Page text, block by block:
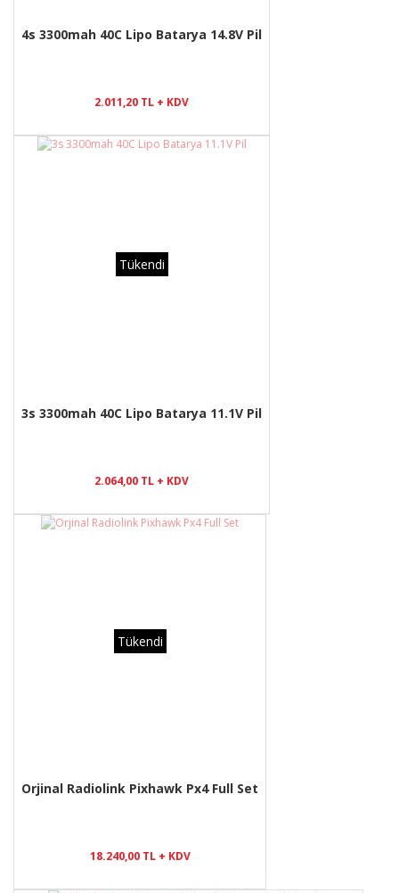
4s 3300mah 40C Lipo Batarya 14.8V Pil
2.011,20 TL + KDV
Tükendi
3s 3300mah 40C Lipo Batarya 11.1V Pil
2.064,00 TL + KDV
Tükendi
Orjinal Radiolink Pixhawk Px4 Full Set
18.240,00 TL + KDV